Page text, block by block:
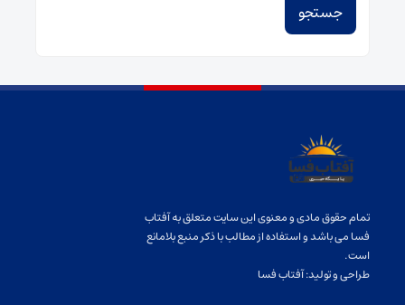
تمام حقوق مادی و معنوی این سایت متعلق به آفتاب
فسا می باشد و استفاده از مطالب با ذکر منبع بلامانع
است.
طراحی و تولید:آفتاب فسا